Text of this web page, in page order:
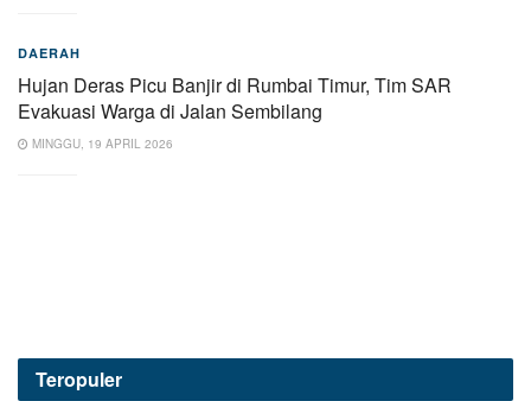
DAERAH
Hujan Deras Picu Banjir di Rumbai Timur, Tim SAR
Evakuasi Warga di Jalan Sembilang
MINGGU, 19 APRIL 2026
Teropuler